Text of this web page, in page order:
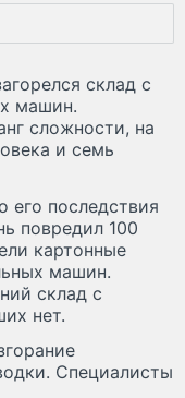
склад с
машин.
сложности, на
и семь
его последствия
повредил 100
картонные
машин.
склад с
нет.
Специалисты